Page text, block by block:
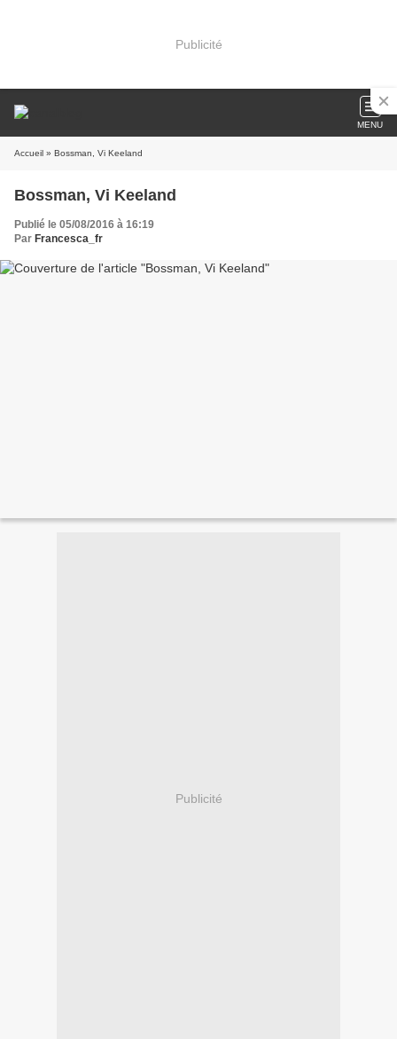
Publicité
MENU
Accueil » Bossman, Vi Keeland
Bossman, Vi Keeland
Publié le 05/08/2016 à 16:19
Par Francesca_fr
Publicité